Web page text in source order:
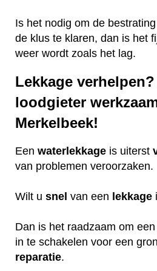
Is het nodig om de
de klus te klaren, dan is het
weer wordt zoals het lag.
Lekkage
loodgieter
Merkelbeek!
Een waterlekkage is uiterst
van problemen veroorzaken.
Wilt u snel van een lekkage
Dan is het raadzaam om
in te schakelen voor een
reparatie.